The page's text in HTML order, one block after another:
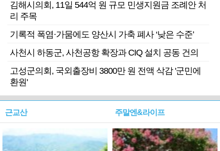
김해시의회, 11일 544억 원 규모 민생지원금 조례안 처
리 주목
기록적 폭염·가뭄에도 양산시 가축 폐사 ‘낮은 수준’
사천시 하동군, 사천공항 확장과 CIQ 설치 공동 건의
고성군의회, 국외출장비 3800만 원 전액 삭감 '군민에
환원'
근교산 주말엔&라이프